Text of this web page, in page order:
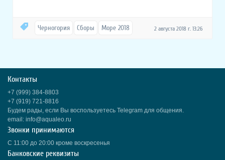
2 августа 2018 г. 13:26
Черногория Сборы Море 2018
Контакты
+7 (999) 384-8803
+7 (919) 721-8816
Будем рады, если Вы воспользуетесь Telegram для общения.
email: info@aqualeo.ru
Звонки принимаются
С 11:00 до 20:00 кроме воскресенья
Банковские реквизиты